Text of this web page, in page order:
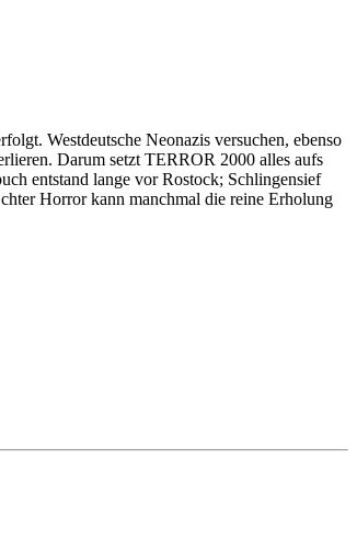
Westdeutsche Neonazis versuchen, ebenso
Darum setzt TERROR 2000 alles aufs
entstand lange vor Rostock; Schlingensief
Horror kann manchmal die reine Erholung